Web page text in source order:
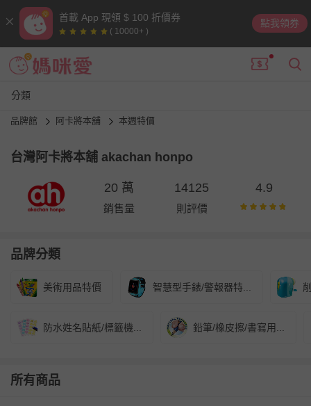
首載 App 現領 $ 100 折價券
( 10000+ )
點我領券
分類
品牌館 阿卡將本舖 本週特價
台灣阿卡將本舖 akachan honpo
20 萬
銷售量
14125
則評價
4.9
品牌分類
美術用品特價 智慧型手錶/警報器特...
防水姓名貼紙/標籤機... 鉛筆/橡皮擦/書寫用...
所有商品